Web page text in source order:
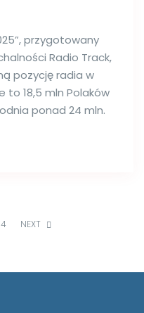
przygotowany
Radio Track,
pozycję radia w
to 18,5 mln Polaków
ponad 24 mln.
4 NEXT